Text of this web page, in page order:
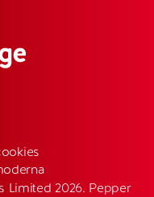
Limited 2026. Pepper